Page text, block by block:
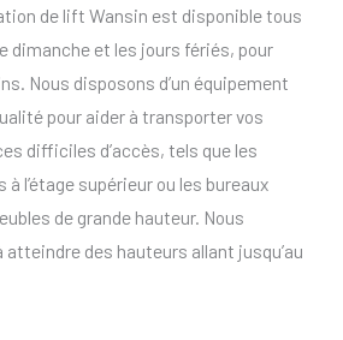
de lift Wansin est disponible tous
dimanche et les jours fériés, pour
Nous disposons d’un équipement
pour aider à transporter vos
difficiles d’accès, tels que les
l’étage supérieur ou les bureaux
de grande hauteur. Nous
atteindre des hauteurs allant jusqu’au